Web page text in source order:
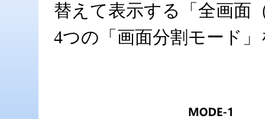
替えて表示する「全画面
4つの「画面分割モード